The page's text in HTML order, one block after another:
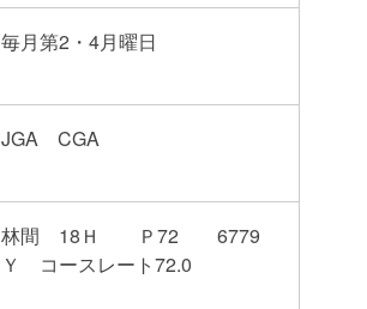
毎月第2・4月曜日
JGA CGA
林間 18Ｈ Ｐ72 6779
Ｙ コースレート72.0